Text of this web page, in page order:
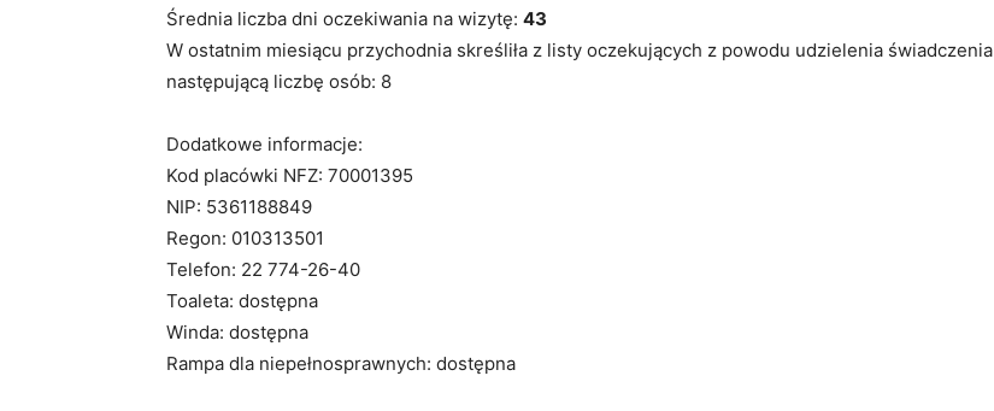
Średnia liczba dni oczekiwania na wizytę: 43
W ostatnim miesiącu przychodnia skreśliła z listy oczekujących z powodu udzielenia świadczenia
następującą liczbę osób: 8
Dodatkowe informacje:
Kod placówki NFZ: 70001395
NIP: 5361188849
Regon: 010313501
Telefon: 22 774-26-40
Toaleta: dostępna
Winda: dostępna
Rampa dla niepełnosprawnych: dostępna